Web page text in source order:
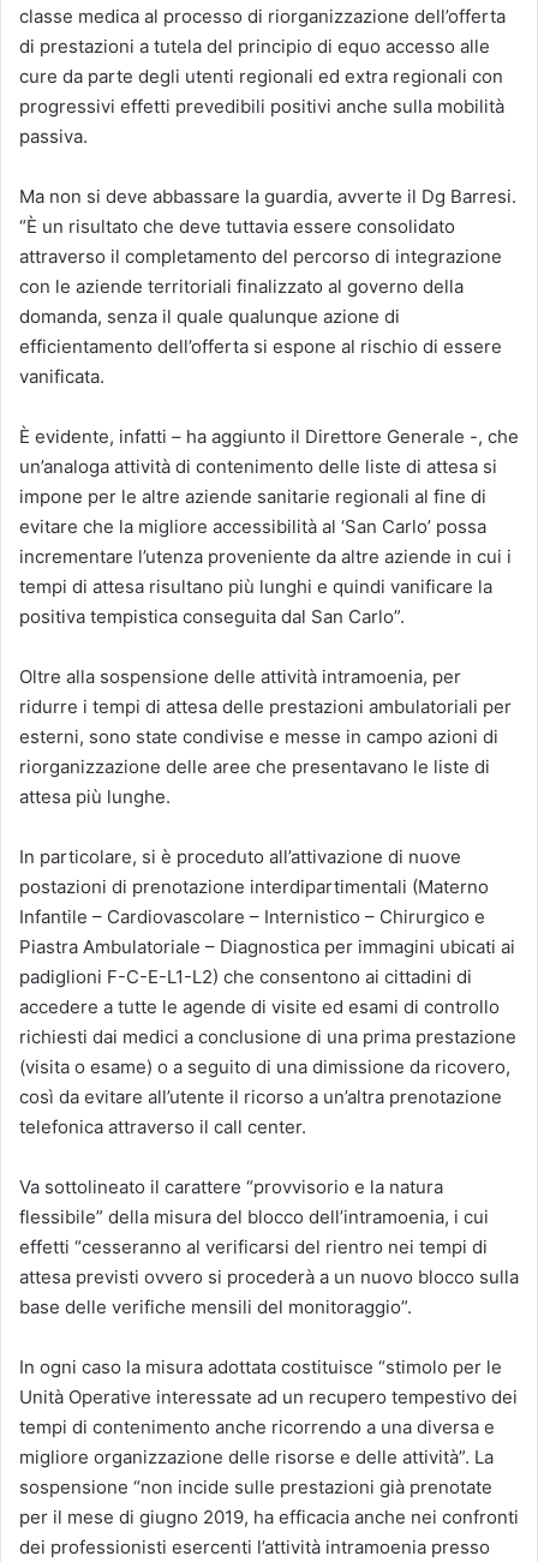
classe medica al processo di riorganizzazione dell’offerta
di prestazioni a tutela del principio di equo accesso alle
cure da parte degli utenti regionali ed extra regionali con
progressivi effetti prevedibili positivi anche sulla mobilità
passiva.
Ma non si deve abbassare la guardia, avverte il Dg Barresi.
“È un risultato che deve tuttavia essere consolidato
attraverso il completamento del percorso di integrazione
con le aziende territoriali finalizzato al governo della
domanda, senza il quale qualunque azione di
efficientamento dell’offerta si espone al rischio di essere
vanificata.
È evidente, infatti – ha aggiunto il Direttore Generale -, che
un’analoga attività di contenimento delle liste di attesa si
impone per le altre aziende sanitarie regionali al fine di
evitare che la migliore accessibilità al ‘San Carlo’ possa
incrementare l’utenza proveniente da altre aziende in cui i
tempi di attesa risultano più lunghi e quindi vanificare la
positiva tempistica conseguita dal San Carlo”.
Oltre alla sospensione delle attività intramoenia, per
ridurre i tempi di attesa delle prestazioni ambulatoriali per
esterni, sono state condivise e messe in campo azioni di
riorganizzazione delle aree che presentavano le liste di
attesa più lunghe.
In particolare, si è proceduto all’attivazione di nuove
postazioni di prenotazione interdipartimentali (Materno
Infantile – Cardiovascolare – Internistico – Chirurgico e
Piastra Ambulatoriale – Diagnostica per immagini ubicati ai
padiglioni F-C-E-L1-L2) che consentono ai cittadini di
accedere a tutte le agende di visite ed esami di controllo
richiesti dai medici a conclusione di una prima prestazione
(visita o esame) o a seguito di una dimissione da ricovero,
così da evitare all’utente il ricorso a un’altra prenotazione
telefonica attraverso il call center.
Va sottolineato il carattere “provvisorio e la natura
flessibile” della misura del blocco dell’intramoenia, i cui
effetti “cesseranno al verificarsi del rientro nei tempi di
attesa previsti ovvero si procederà a un nuovo blocco sulla
base delle verifiche mensili del monitoraggio”.
In ogni caso la misura adottata costituisce “stimolo per le
Unità Operative interessate ad un recupero tempestivo dei
tempi di contenimento anche ricorrendo a una diversa e
migliore organizzazione delle risorse e delle attività”. La
sospensione “non incide sulle prestazioni già prenotate
per il mese di giugno 2019, ha efficacia anche nei confronti
dei professionisti esercenti l’attività intramoenia presso